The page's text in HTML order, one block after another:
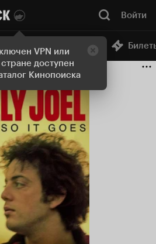
VPN или
доступен
Кинопоиска
Войти
Онлайн-кинотеатр